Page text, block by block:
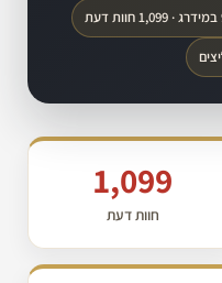
1,099
חוות דעת